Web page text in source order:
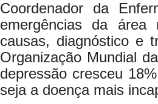
Coordenador da
emergências da
causas, diagnóstico e
Organização Mundial
depressão cresceu
seja a doença mais